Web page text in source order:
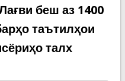
беш аз 1400
таътилҳои
талх